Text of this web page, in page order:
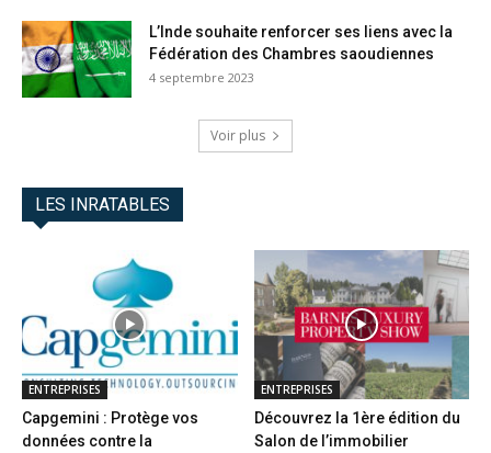
L’Inde souhaite renforcer ses liens avec la
Fédération des Chambres saoudiennes
4 septembre 2023
Voir plus
LES INRATABLES
ENTREPRISES
Capgemini : Protège vos
données contre la
ENTREPRISES
Découvrez la 1ère édition du
Salon de l’immobilier